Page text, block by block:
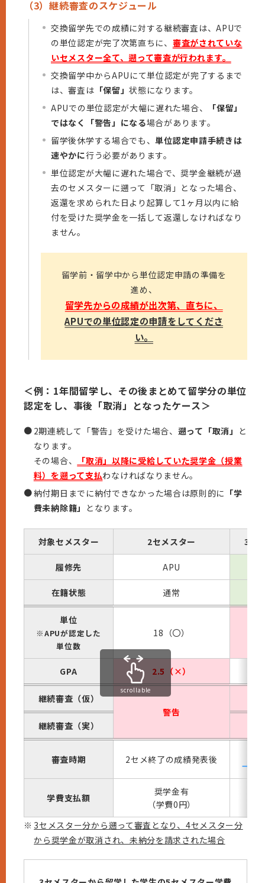
（3）継続審査のスケジュール
交換留学先での成績に対する継続審査は、APUで
の単位認定が完了次第直ちに、 審査がされていな
いセメスター全て、遡って審査が行われます。
交換留学中からAPUにて単位認定が完了するまで
は、審査は 「保留」状態になります。
APUでの単位認定が大幅に遅れた場合、
「保留」
ではなく「警告」になる場合があります。
留学後休学する場合でも、単位認定申請手続きは
速やかに行う必要があります。
単位認定が大幅に遅れた場合で、奨学金継続が過
去のセメスターに遡って「取消」となった場合、
返還を求められた日より起算して1ヶ月以内に給
付を受けた奨学金を一括して返還しなければなり
ません。
留学前・留学中から単位認定申請の準備を
進め、
留学先からの成績が出次第、直ちに、
APUでの単位認定の申請をしてくださ
い。
＜例：1年間留学し、その後まとめて留学分の単位
認定をし、事後「取消」となったケース＞
● 2期連続して「警告」を受けた場合、 遡って「取消」 と
なります。
その場合、
「取消」以降に受給していた奨学金（授業
料）を遡って支払わなければなりません。
●納付期日までに納付できなかった場合は原則的に 「学
費未納除籍」 となります。
対象セメスター 2セメスター 3セ
履修先 APU
在籍状態 通常
単位
※APUが認定した
単位数
18（〇）
GPA 2.5（×）
継続審査（仮）
警告
継続審査（実）
審査時期 2セメ終了の成績発表後
→3セ
学費支払額
奨学金有
（学費0円）
scrollable
※ 3セメスター分から遡って審査となり、4セメスター分
から奨学金が取消され、未納分を請求された場合